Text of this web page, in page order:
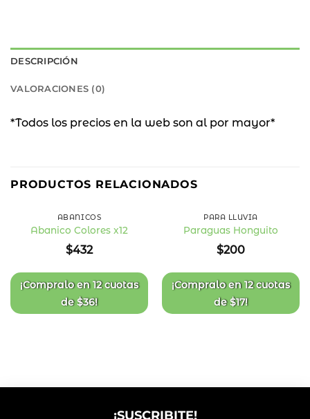
DESCRIPCIÓN
VALORACIONES (0)
*Todos los precios en la web son al por mayor*
PRODUCTOS RELACIONADOS
de
deseos
ABANICOS
Abanico Colores x12
$432
¡Compralo en12 cuotas
de$36!
de
deseos
PARA LLUVIA
Paraguas Honguito
$200
¡Compralo en12 cuotas
de$17!
¡SUSCRIBITE!